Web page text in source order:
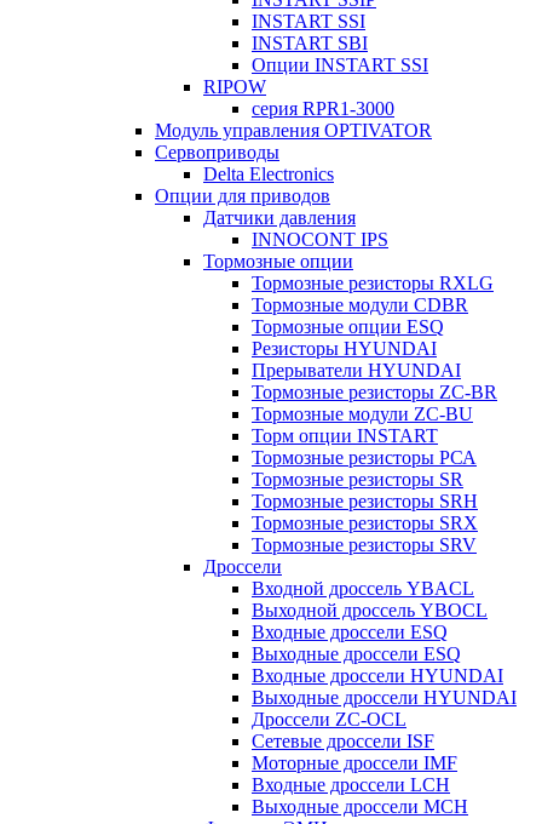
INSTART SSI
INSTART SBI
Опции INSTART SSI
RIPOW
серия RPR1-3000
Модуль управления OPTIVATOR
Сервоприводы
Delta Electronics
Опции для приводов
Датчики давления
INNOCONT IPS
Тормозные опции
Тормозные резисторы RXLG
Тормозные модули CDBR
Тормозные опции ESQ
Резисторы HYUNDAI
Прерыватели HYUNDAI
Тормозные резисторы ZC-BR
Тормозные модули ZC-BU
Торм опции INSTART
Тормозные резисторы РСА
Тормозные резисторы SR
Тормозные резисторы SRH
Тормозные резисторы SRX
Тормозные резисторы SRV
Дроссели
Входной дроссель YBACL
Выходной дроссель YBOCL
Входные дроссели ESQ
Выходные дроссели ESQ
Входные дроссели HYUNDAI
Выходные дроссели HYUNDAI
Дроссели ZC-OCL
Сетевые дроссели ISF
Моторные дроссели IMF
Входные дроссели LCH
Выходные дроссели MCH